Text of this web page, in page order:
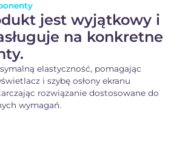
jest wyjątkowy i
na konkretne
elastyczność, pomagając
i szybę osłony ekranu
rozwiązanie dostosowane do
wymagań.